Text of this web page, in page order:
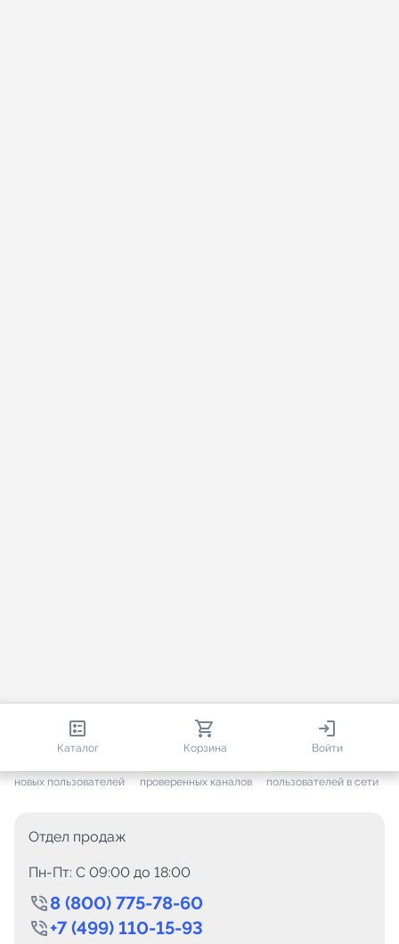
Каталог Корзина Войти
813 459
новых пользователей проверенных каналов пользователей в сети
Отдел продаж
Пн-Пт: C 09:00 до 18:00
8 (800) 775-78-60
+7 (499) 110-15-93